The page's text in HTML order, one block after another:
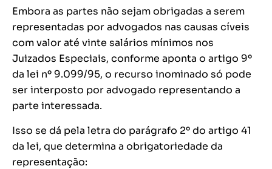
Embora as partes não sejam obrigadas a serem
representadas por advogados nas causas cíveis
com valor até vinte salários mínimos nos
Juizados Especiais, conforme aponta o artigo 9º
da lei nº 9.099/95, o recurso inominado só pode
ser interposto por advogado representando a
parte interessada.
Isso se dá pela letra do parágrafo 2º do artigo 41
da lei, que determina a obrigatoriedade da
representação: